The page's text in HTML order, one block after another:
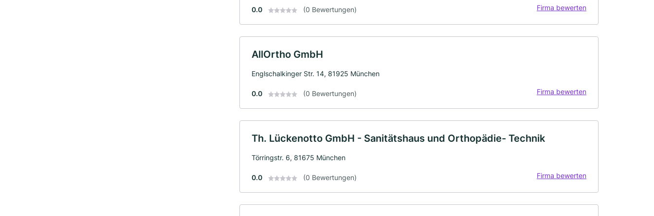
0.0 (0 Bewertungen) Firma bewerten
AllOrtho GmbH
Englschalkinger Str. 14, 81925 München
0.0 (0 Bewertungen) Firma bewerten
Th. Lückenotto GmbH - Sanitätshaus und Orthopädie- Technik
Törringstr. 6, 81675 München
0.0 (0 Bewertungen) Firma bewerten